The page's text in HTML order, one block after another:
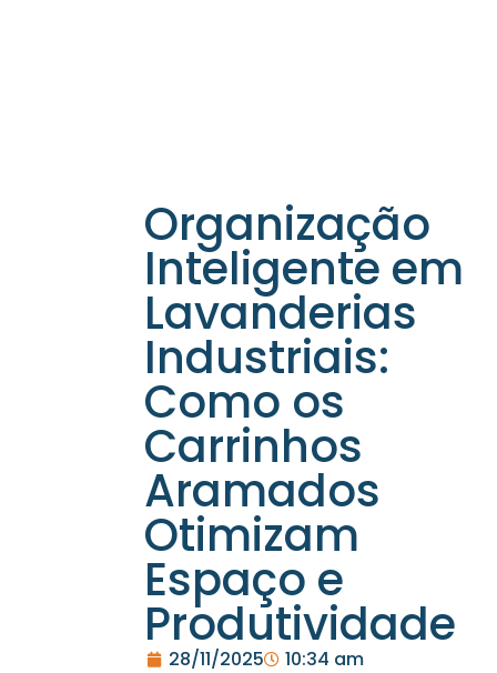
Organização
Inteligente em
Lavanderias
Industriais:
Como os
Carrinhos
Aramados
Otimizam
Espaço e
Produtividade
28/11/2025 10:34 am